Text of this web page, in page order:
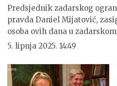
Predsjednik zadarskog
pravda Daniel Mijatović,
osoba ovih dana u
5. lipnja 2025. 14:49